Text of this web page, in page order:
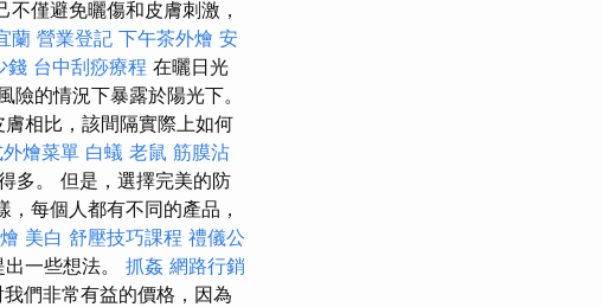
不僅避免曬傷和皮膚刺激，
蘭 營業登記 下午茶外燴 安
錢 台中刮痧療程 在曬日光
的情況下暴露於陽光下。
相比，該間隔實際上如何
燴菜單 白蟻 老鼠 筋膜沾
多。 但是，選擇完美的防
每個人都有不同的產品，
美白 舒壓技巧課程 禮儀公
一些想法。 抓姦 網路行銷
們非常有益的價格，因為